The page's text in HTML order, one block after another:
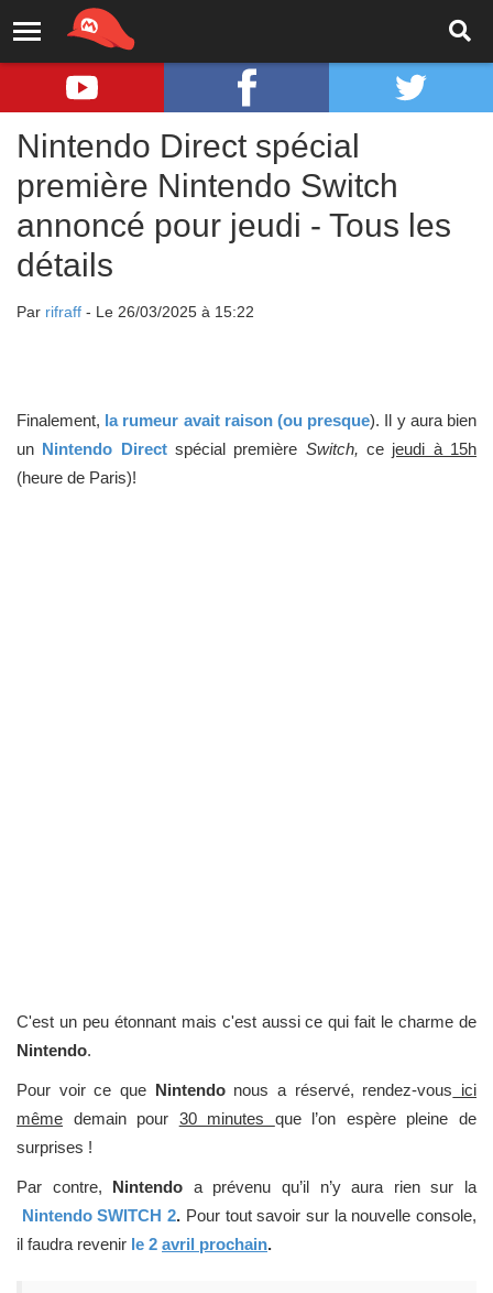
Nintendo Direct spécial
première Nintendo Switch
annoncé pour jeudi - Tous les
détails
Par rifraff - Le 26/03/2025 à 15:22
Finalement, la rumeur avait raison (ou presque). Il y aura bien
un Nintendo Directspécial première Switch, ce jeudi à 15h
(heure de Paris)!
C'est un peu étonnant mais c'est aussi ce qui fait le charme de
Nintendo.
Pour voir ce que Nintendonous a réservé, rendez-vous ici
même demain pour 30 minutes que l’on espère pleine de
surprises !
Par contre, Nintendo a prévenu qu’il n’y aura rien sur la
Nintendo SWITCH 2. Pour tout savoir sur la nouvelle console,
il faudra revenir le 2 avril prochain.